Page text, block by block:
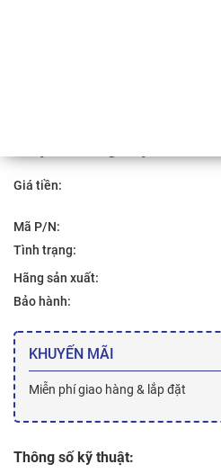
/
Giá tiền:
Mã P/N:
Tình trạng:
Hãng sản xuất:
Bảo hành:
KHUYẾN MÃI
Miễn phí giao hàng & lắp đặt
Thông số kỹ thuật: